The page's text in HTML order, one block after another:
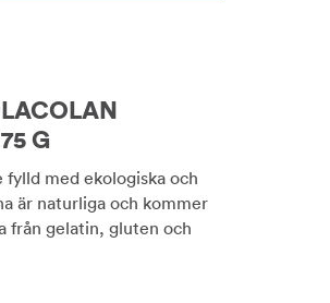
G
fylld med ekologiska och
är naturliga och kommer
från gelatin, gluten och